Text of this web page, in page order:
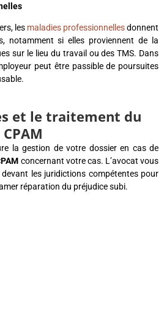
les maladies professionnellesdonnent
notamment si elles proviennent de la
sur le lieu du travail ou des TMS. Dans
peut être passible de poursuites
et le traitement du
la gestion de votre dossier en cas de
concernant votre cas. L’avocat vous
les juridictions compétentes pour
réparation du préjudice subi.